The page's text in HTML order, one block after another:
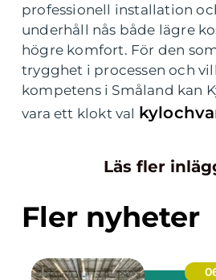
professionell installation
underhåll nås både lägre
högre komfort. För den
trygghet i processen och
kompetens i Småland kan
vara ett klokt val
Läs fler
Fler nyheter